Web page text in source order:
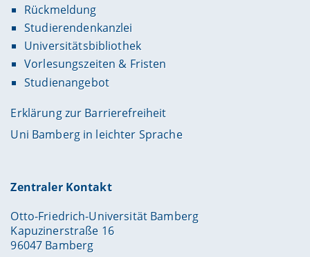
Rückmeldung
Studierendenkanzlei
Universitätsbibliothek
Vorlesungszeiten & Fristen
Studienangebot
Erklärung zur Barrierefreiheit
Uni Bamberg in leichter Sprache
Zentraler Kontakt
Otto-Friedrich-Universität Bamberg
Kapuzinerstraße 16
96047 Bamberg